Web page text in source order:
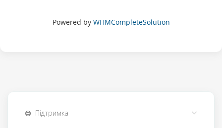
Powered by WHMCompleteSolution
Підтримка